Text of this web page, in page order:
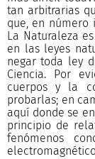
tan arbitrarias
que, en número
La Naturaleza
en las leyes
negar toda ley
Ciencia. Por
cuerpos y la
probarlas; en
aquí donde se
principio de
fenómenos